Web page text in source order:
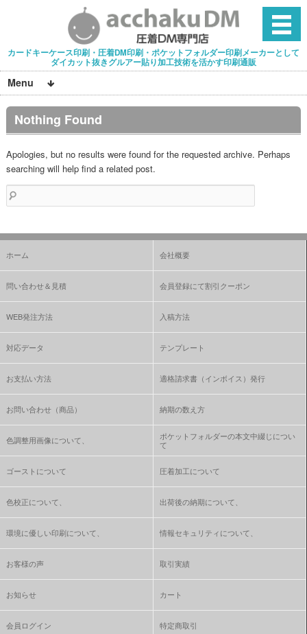
カードキーケース印刷・圧着DM印刷・ポケットフォルダー印刷メーカーとして
ダイカット抜きグルアー貼り加工技術を活かす印刷通販
Menu
Nothing Found
Apologies, but no results were found for the requested archive. Perhaps
searching will help find a related post.
検
索:
ホーム 会社概要
問い合わせ＆見積 会員登録にて割引クーポン
WEB発注方法 入稿方法
対応データ テンプレート
お支払い方法 適格請求書（インボイス）発行
お問い合わせ（商品） 納期の数え方
色調整用画像について、
ポケットフォルダーの本文中綴じについ
て
ゴーストについて 圧着加工について
色校正について、 出荷後の納期について、
環境に優しい印刷について、 情報セキュリティについて、
お客様の声 取引実績
お知らせ カート
会員ログイン 特定商取引